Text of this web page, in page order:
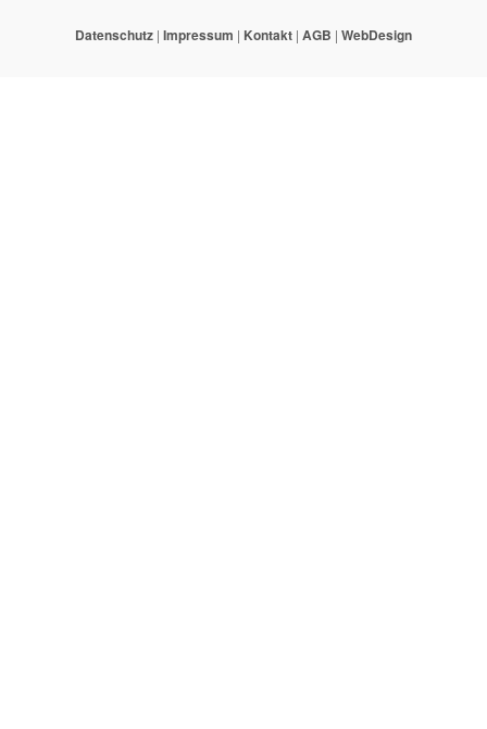
Datenschutz | Impressum | Kontakt | AGB | WebDesign